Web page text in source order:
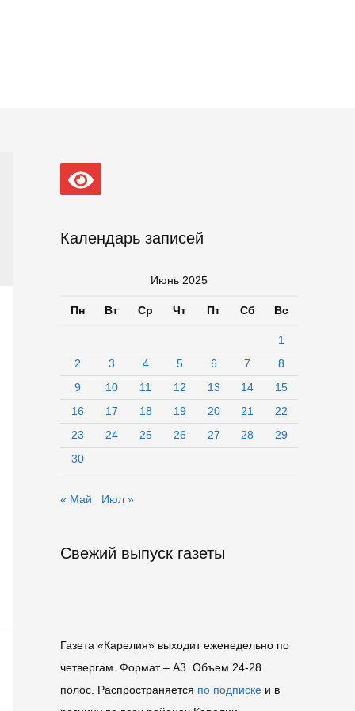
Календарь записей
Июнь 2025
Пн Вт Ср Чт Пт Сб Вс
1
2
3 4 5 6 7
8
9
10 11 12 13 14
15
16
17 18 19 20 21
22
23
24 25 26 27 28
29
30
« Май Июл »
Свежий выпуск газеты
Газета «Карелия» выходит еженедельно по
четвергам. Формат – A3. Объем 24-28
полос. Распространяется по подписке и в